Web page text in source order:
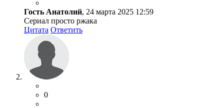
Гость Анатолий, 24 марта 2025 12:59
Сериал просто ржака
Цитата Ответить
0